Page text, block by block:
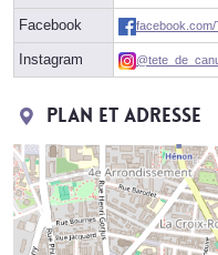
Facebook
Instagram
Plan et adresse